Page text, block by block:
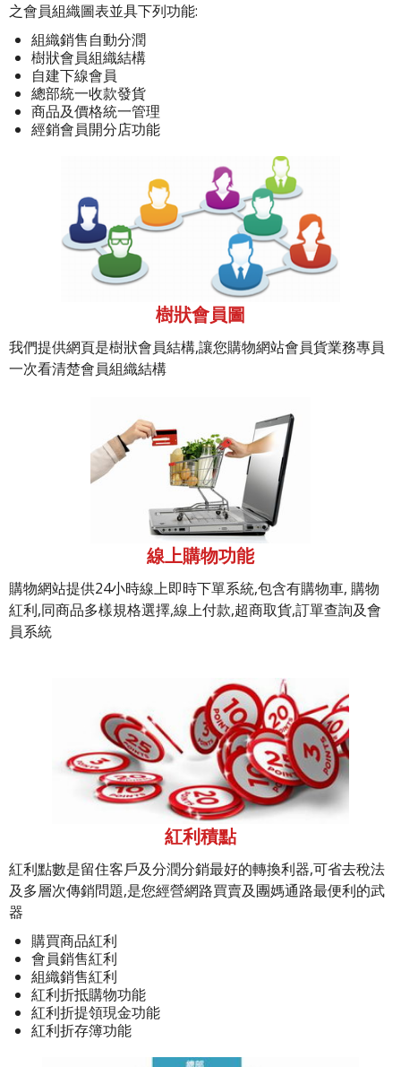
之會員組織圖表並具下列功能:
組織銷售自動分潤
樹狀會員組織結構
自建下線會員
總部統一收款發貨
商品及價格統一管理
經銷會員開分店功能
樹狀會員圖
我們提供網頁是樹狀會員結構,讓您購物網站會員貨業務專員
一次看清楚會員組織結構
線上購物功能
購物網站提供24小時線上即時下單系統,包含有購物車, 購物
紅利,同商品多樣規格選擇,線上付款,超商取貨,訂單查詢及會
員系統
紅利積點
紅利點數是留住客戶及分潤分銷最好的轉換利器,可省去稅法
及多層次傳銷問題,是您經營網路買賣及團媽通路最便利的武
器
購買商品紅利
會員銷售紅利
組織銷售紅利
紅利折抵購物功能
紅利折提領現金功能
紅利折存簿功能